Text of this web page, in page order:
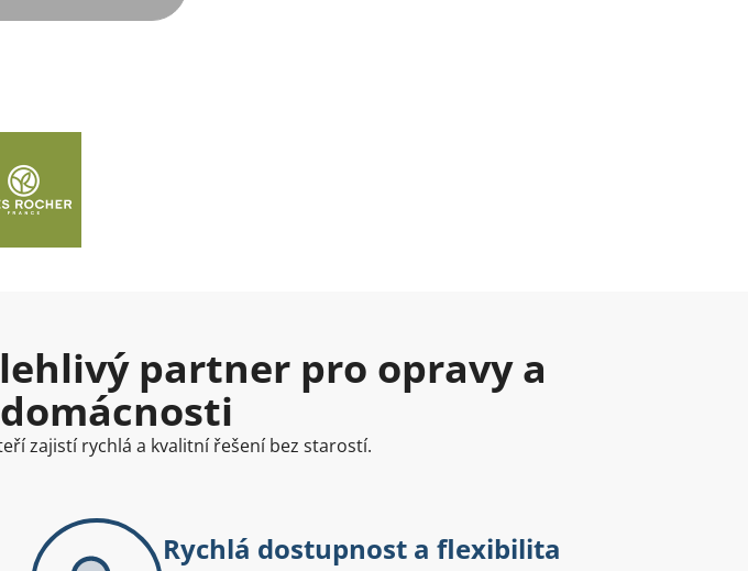
partner pro opravy a
zajistí rychlá a kvalitní řešení bez starostí.
Rychlá dostupnost a flexibilita